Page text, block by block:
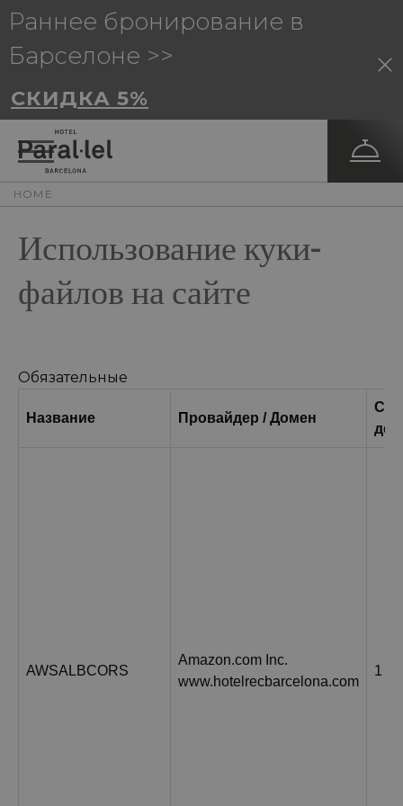
Раннее бронирование в
Барселоне >>
СКИДКА 5%
HOME
Использование куки-
файлов на сайте
Обязательные
Название Провайдер / Домен
AWSALBCORS
Amazon.com Inc.
www.hotelrecbarcelona.com
1